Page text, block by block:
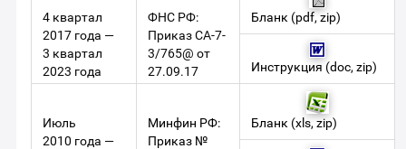
4 квартал
2017 года —
3 квартал
2023 года
ФНС РФ:
Приказ СА-7-
3/765@ от
27.09.17
Бланк (pdf, zip)
Инструкция (doc, zip)
Июль
2010 года —
Минфин РФ:
Приказ №
Бланк (xls, zip)